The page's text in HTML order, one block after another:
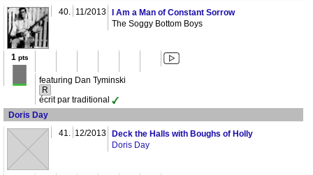
40. 11/2013
I Am a Man of Constant Sorrow
The Soggy Bottom Boys
1 pts
featuring Dan Tyminski
R
écrit par traditional
Doris Day
41. 12/2013
Deck the Halls with Boughs of Holly
Doris Day